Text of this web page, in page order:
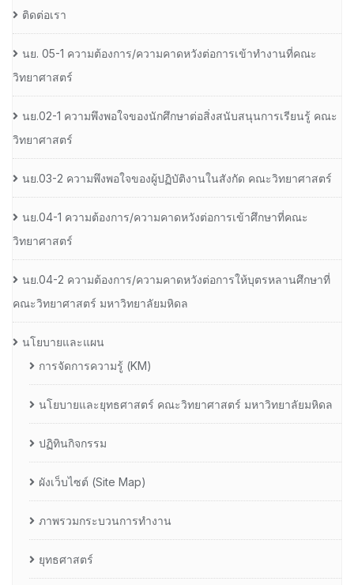
ติดต่อเรา
นย. 05-1 ความต้องการ/ความคาดหวังต่อการเข้าทำงานที่คณะ
วิทยาศาสตร์
นย.02-1 ความพึงพอใจของนักศึกษาต่อสิ่งสนับสนุนการเรียนรู้ คณะ
วิทยาศาสตร์
นย.03-2 ความพึงพอใจของผู้ปฏิบัติงานในสังกัด คณะวิทยาศาสตร์
นย.04-1 ความต้องการ/ความคาดหวังต่อการเข้าศึกษาที่คณะ
วิทยาศาสตร์
นย.04-2 ความต้องการ/ความคาดหวังต่อการให้บุตรหลานศึกษาที่
คณะวิทยาศาสตร์ มหาวิทยาลัยมหิดล
นโยบายและแผน
การจัดการความรู้ (KM)
นโยบายและยุทธศาสตร์ คณะวิทยาศาสตร์ มหาวิทยาลัยมหิดล
ปฏิทินกิจกรรม
ผังเว็บไซต์ (Site Map)
ภาพรวมกระบวนการทำงาน
ยุทธศาสตร์